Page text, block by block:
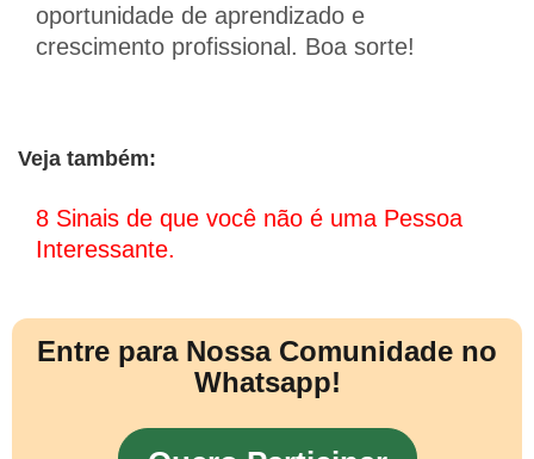
oportunidade de aprendizado e
crescimento profissional. Boa sorte!
Veja também:
8 Sinais de que você não é uma Pessoa
Interessante.
Entre para Nossa Comunidade no
Whatsapp!